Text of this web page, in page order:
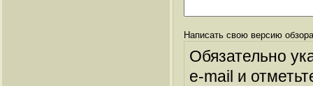
Написать свою версию
Обязательно
e-mail и